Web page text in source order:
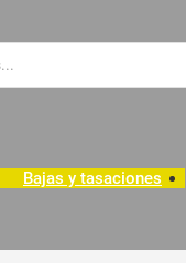
Bajas y tasaciones